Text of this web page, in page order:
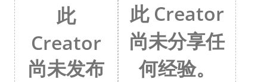
此
Creator
尚未发布
此 Creator
尚未分享任
何经验。